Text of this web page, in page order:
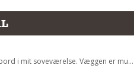
i mit soveværelse. Væggen er mu...